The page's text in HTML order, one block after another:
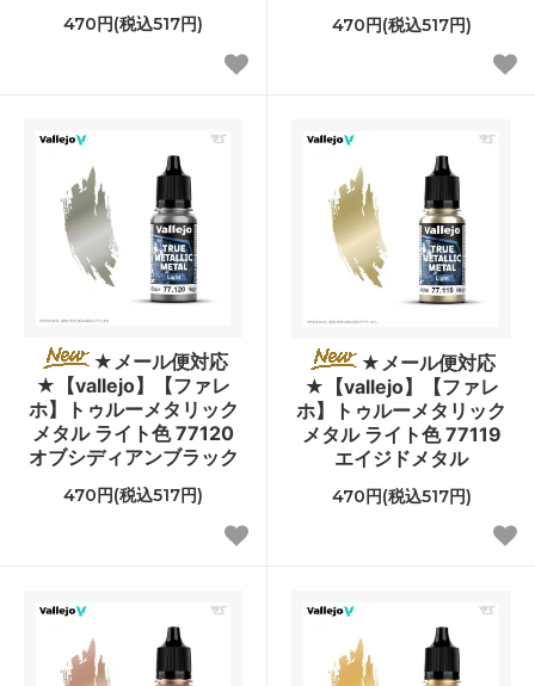
470円(税込517円) 470円(税込517円)
★メール便対応
★【vallejo】【ファレ
ホ】トゥルーメタリック
メタル ライト色 77120
オブシディアンブラック
470円(税込517円)
★メール便対応
★【vallejo】【ファレ
ホ】トゥルーメタリック
メタル ライト色 77119
エイジドメタル
470円(税込517円)